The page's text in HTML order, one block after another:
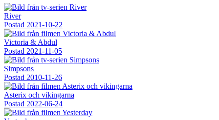
River
Postad 2021-10-22
Victoria & Abdul
Postad 2021-11-05
Simpsons
Postad 2010-11-26
Asterix och vikingarna
Postad 2022-06-24